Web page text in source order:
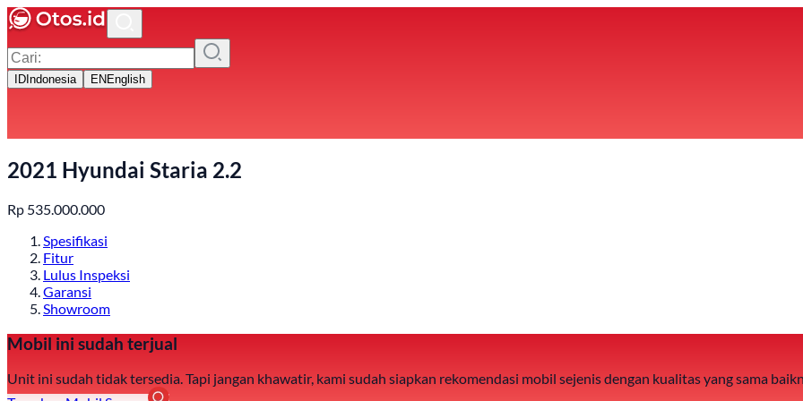
ID Indonesia EN English
2021 Hyundai Staria 2.2
Rp 535.000.000
Spesifikasi
Fitur
Lulus Inspeksi
Garansi
Showroom
Mobil ini sudah terjual
Unit ini sudah tidak tersedia. Tapi jangan khawatir, kami sudah siapkan rekomendasi mobil sejenis dengan kualitas yang sama